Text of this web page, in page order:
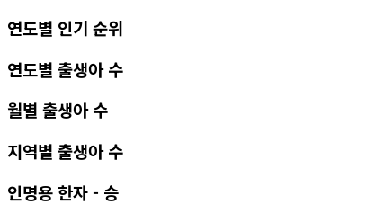
연도별 인기 순위
연도별 출생아 수
월별 출생아 수
지역별 출생아 수
인명용 한자 - 승